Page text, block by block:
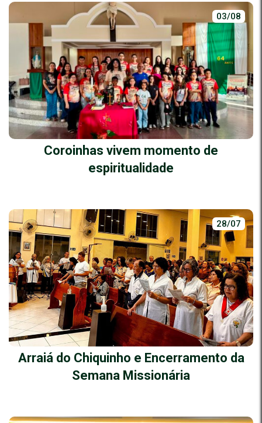
03/08
Coroinhas vivem momento de
espiritualidade
28/07
Arraiá do Chiquinho e Encerramento da
Semana Missionária